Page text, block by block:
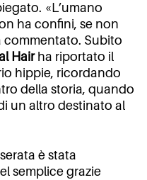
«L’umano
ha confini, se non
commentato. Subito
Hairha riportato il
hippie, ricordando
della storia, quando
un altro destinato al
è stata
semplice grazie